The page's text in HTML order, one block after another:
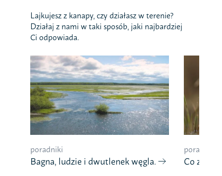
Lajkujesz z kanapy, czy działasz w terenie?
Działaj z nami w taki sposób, jaki najbardziej
Ci odpowiada.
poradniki
Bagna, ludzie i dwutlenek węgla.
poradniki
Co